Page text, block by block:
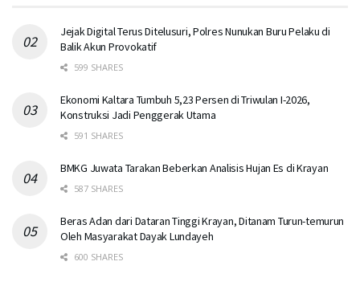
Jejak Digital Terus Ditelusuri, Polres Nunukan Buru Pelaku di
Balik Akun Provokatif
599 SHARES
Ekonomi Kaltara Tumbuh 5,23 Persen di Triwulan I-2026,
Konstruksi Jadi Penggerak Utama
591 SHARES
BMKG Juwata Tarakan Beberkan Analisis Hujan Es di Krayan
587 SHARES
Beras Adan dari Dataran Tinggi Krayan, Ditanam Turun-temurun
Oleh Masyarakat Dayak Lundayeh
600 SHARES